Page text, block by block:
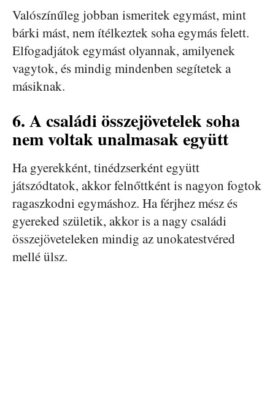
Valószínűleg jobban ismeritek egymást, mint
bárki mást, nem ítélkeztek soha egymás felett.
Elfogadjátok egymást olyannak, amilyenek
vagytok, és mindig mindenben segítetek a
másiknak.
6. A családi összejövetelek soha
nem voltak unalmasak együtt
Ha gyerekként, tinédzserként együtt
játszódtatok, akkor felnőttként is nagyon fogtok
ragaszkodni egymáshoz. Ha férjhez mész és
gyereked születik, akkor is a nagy családi
összejöveteleken mindig az unokatestvéred
mellé ülsz.